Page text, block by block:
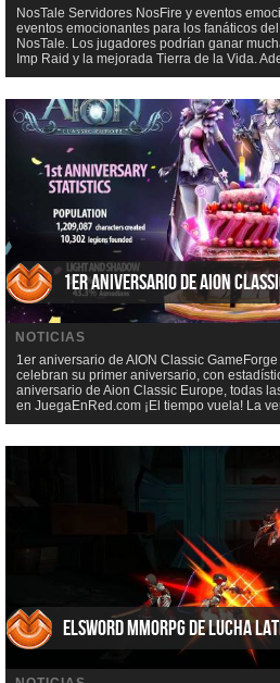
NosTale Servidores NosFire y eventos
eventos emocionantes para los fanáticos
NosTale. Los jugadores podrían ganar
Imp Raid y la mejorada Tierra de la Vida.
1er aniversario de AION
NOTICIAS
1er aniversario de AION Classic
celebran su primer aniversario, con
aniversario de Aion Classic Europe, todas
en JuegaEnRed.com ¡El tiempo vuela! La
ElsWord MMORPG de lucha